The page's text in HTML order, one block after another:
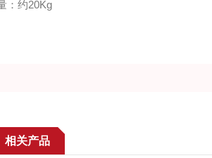
约20Kg
相关产品